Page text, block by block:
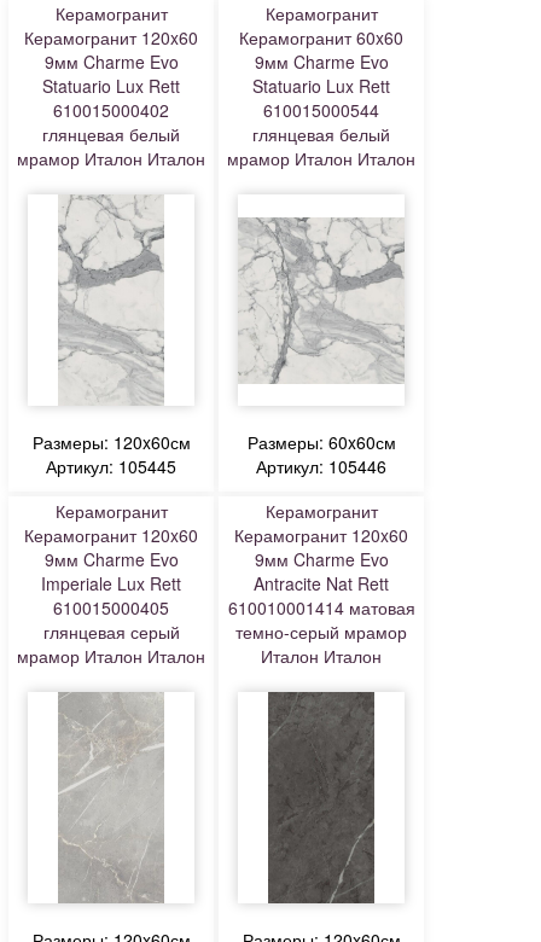
Керамогранит
Керамогранит 120x60
9мм Charme Evo
Statuario Lux Rett
610015000402
глянцевая белый
мрамор Италон Италон
Размеры: 120x60см
Артикул: 105445
Керамогранит
Керамогранит 60x60
9мм Charme Evo
Statuario Lux Rett
610015000544
глянцевая белый
мрамор Италон Италон
Размеры: 60x60см
Артикул: 105446
Керамогранит
Керамогранит 120x60
9мм Charme Evo
Imperiale Lux Rett
610015000405
глянцевая серый
мрамор Италон Италон
Керамогранит
Керамогранит 120x60
9мм Charme Evo
Antracite Nat Rett
610010001414 матовая
темно-серый мрамор
Италон Италон